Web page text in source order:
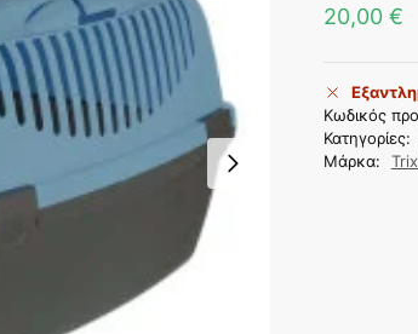
20,00 €
Κωδικός
Κατηγορίες:
Μάρκα: